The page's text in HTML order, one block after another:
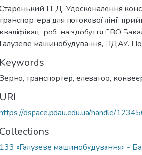
Старенький П. Д. Удосконалення
транспортера для потокової лінії
кваліфікац. роб. на здобуття СВО
Галузеве машинобудування, ПДАУ.
Keywords
Зерно, транспортер, елеватор,
URI
https://dspace.pdau.edu.ua/handle/
Collections
133 «Галузеве машинобудування» -